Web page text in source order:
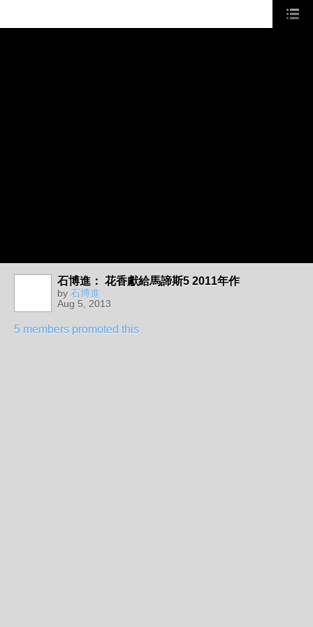
石博進： 花香獻給馬諦斯5 2011年作
by 石博進
Aug 5, 2013
5 members promoted this